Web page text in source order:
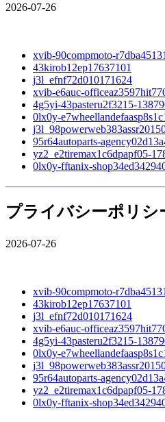
2026-07-26
xvib-90compmoto-
43kirob12ep17637101
j3l_efnf72d010171624
xvib-e6auc-
4g5yi-43pasteru2f3215-
0lx0y-
95r64autoparts-
yz2_e2tiremax1c6dpapf05-
0lx0y-fftanix-
プライバシーポリシ
2026-07-26
xvib-90compmoto-
43kirob12ep17637101
j3l_efnf72d010171624
xvib-e6auc-
4g5yi-43pasteru2f3215-
0lx0y-
95r64autoparts-
yz2_e2tiremax1c6dpapf05-
0lx0y-fftanix-